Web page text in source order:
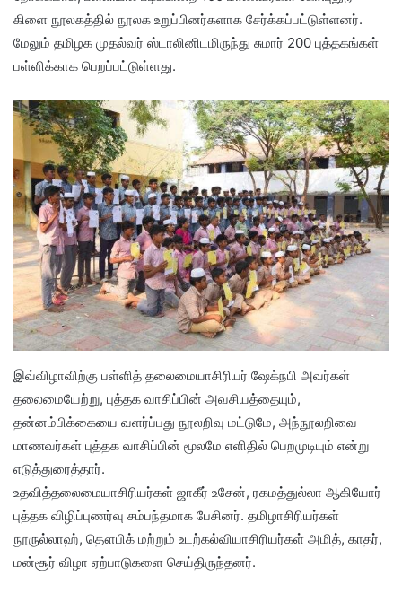
கிளை நூலகத்தில் நூலக உறுப்பினர்களாக சேர்க்கப்பட்டுள்ளனர்.
மேலும் தமிழக முதல்வர் ஸ்டாலினிடமிருந்து சுமார் 200 புத்தகங்கள்
பள்ளிக்காக பெறப்பட்டுள்ளது.
இவ்விழாவிற்கு பள்ளித் தலைமையாசிரியர் ஷேக்நபி அவர்கள்
தலைமையேற்று, புத்தக வாசிப்பின் அவசியத்தையும்,
தன்னம்பிக்கையை வளர்ப்பது நூலறிவு மட்டுமே, அந்நூலறிவை
மாணவர்கள் புத்தக வாசிப்பின் மூலமே எளிதில் பெறமுடியும் என்று
எடுத்துரைத்தார்.
உதவித்தலைமையாசிரியர்கள் ஜாகீர் உசேன், ரகமத்துல்லா ஆகியோர்
புத்தக விழிப்புணர்வு சம்பந்தமாக பேசினர். தமிழாசிரியர்கள்
நூருல்லாஹ், தௌபிக் மற்றும் உடற்கல்வியாசிரியர்கள் அமித், காதர்,
மன்சூர் விழா ஏற்பாடுகளை செய்திருந்தனர்.